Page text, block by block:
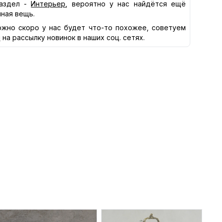
- Интерьер , вероятно у нас найдётся ещё
вещь.
скоро у нас будет что-то похожее, советуем
на рассылку новинок в наших соц. сетях.